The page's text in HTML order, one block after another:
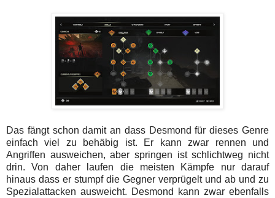
Das fängt schon damit an dass Desmond für dieses Genre
einfach viel zu behäbig ist. Er kann zwar rennen und
Angriffen ausweichen, aber springen ist schlichtweg nicht
drin. Von daher laufen die meisten Kämpfe nur darauf
hinaus dass er stumpf die Gegner verprügelt und ab und zu
Spezialattacken ausweicht. Desmond kann zwar ebenfalls